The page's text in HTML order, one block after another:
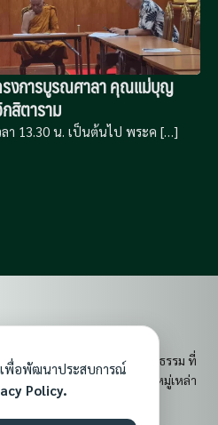
รงการบูรณศาลา คุณแม่บุญ
สิตาราม
า 13.30 น. เป็นต้นไป พระค […]
การเรียนรู้และเผยแผ่พระพุทธธรรม ที่
สำนึกอันดีงามแก่ประชาชนทุกหมู่เหล่า
มั่นคงในพระพุทธศาสนา
เพื่อพัฒนาประสบการณ์
Policy.